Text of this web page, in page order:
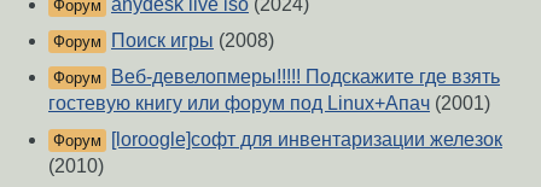
Форум anydesk live iso (2024)
Форум Поиск игры (2008)
Форум
Веб-девелопмеры!!!!! Подскажите где взять
гостевую книгу или форум под Linux+Апач (2001)
Форум
[loroogle]софт для инвентаризации железок
(2010)